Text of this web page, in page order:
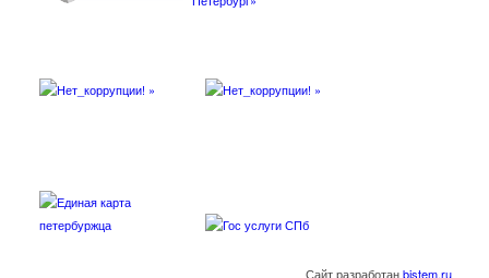
Сайт разработанbistem.ru